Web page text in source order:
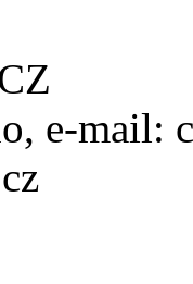
e-mail: